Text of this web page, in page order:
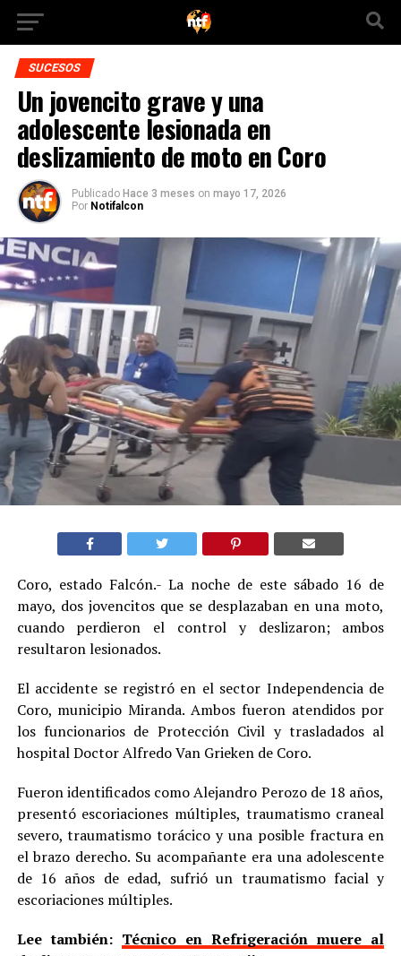
SUCESOS
Un jovencito grave y una
adolescente lesionada en
deslizamiento de moto en Coro
Publicado Hace 3 meses on mayo 17, 2026
Por Notifalcon
Coro, estado Falcón.- La noche de este sábado 16 de
mayo, dos jovencitos que se desplazaban en una moto,
cuando perdieron el control y deslizaron; ambos
resultaron lesionados.
El accidente se registró en el sector Independencia de
Coro, municipio Miranda. Ambos fueron atendidos por
los funcionarios de Protección Civil y trasladados al
hospital Doctor Alfredo Van Grieken de Coro.
Fueron identificados como Alejandro Perozo de 18 años,
presentó escoriaciones múltiples, traumatismo craneal
severo, traumatismo torácico y una posible fractura en
el brazo derecho. Su acompañante era una adolescente
de 16 años de edad, sufrió un traumatismo facial y
escoriaciones múltiples.
Lee también: Técnico en Refrigeración muere al